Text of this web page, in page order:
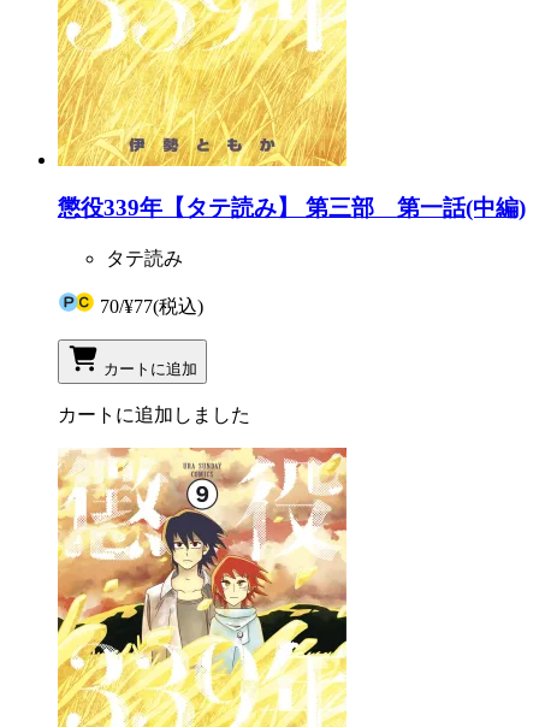
懲役339年【タテ読み】 第三部 第一話(中編)
タテ読み
70/¥77(税込)
カートに追加
カートに追加しました